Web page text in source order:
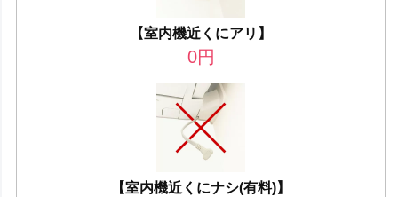
【室内機近くにアリ】
0円
【室内機近くにナシ(有料)】